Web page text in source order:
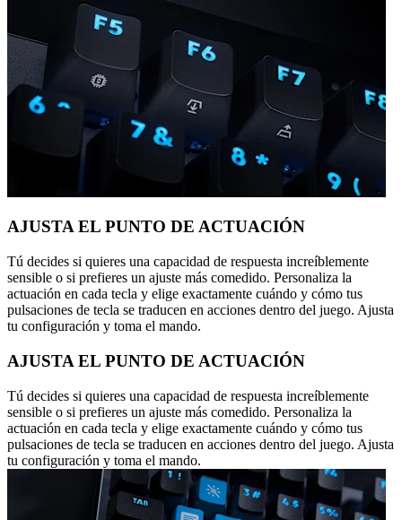
AJUSTA EL PUNTO DE ACTUACIÓN
Tú decides si quieres una capacidad de respuesta increíblemente
sensible o si prefieres un ajuste más comedido. Personaliza la
actuación en cada tecla y elige exactamente cuándo y cómo tus
pulsaciones de tecla se traducen en acciones dentro del juego. Ajusta
tu configuración y toma el mando.
AJUSTA EL PUNTO DE ACTUACIÓN
Tú decides si quieres una capacidad de respuesta increíblemente
sensible o si prefieres un ajuste más comedido. Personaliza la
actuación en cada tecla y elige exactamente cuándo y cómo tus
pulsaciones de tecla se traducen en acciones dentro del juego. Ajusta
tu configuración y toma el mando.